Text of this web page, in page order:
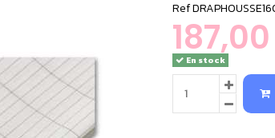
Ref
En stock